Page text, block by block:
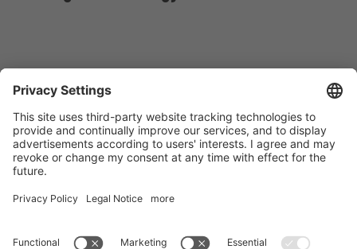
Al. San Francisco 9
55-020 Rzeplin
Polska
+48 71 798 95 80